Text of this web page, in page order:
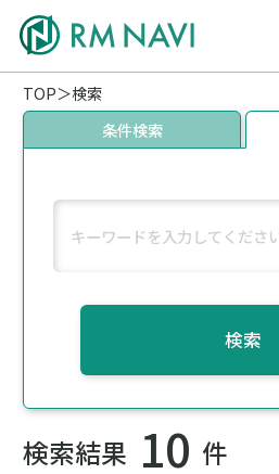
TOP
検索
条件検索
検索
検索結果 10 件